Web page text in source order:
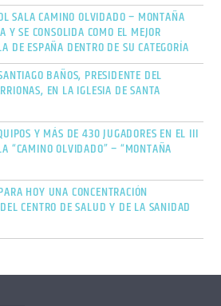
SALA CAMINO OLVIDADO – MONTAÑA
Y SE CONSOLIDA COMO EL MEJOR
DE ESPAÑA DENTRO DE SU CATEGORÍA
BAÑOS, PRESIDENTE DEL
EN LA IGLESIA DE SANTA
Y MÁS DE 430 JUGADORES EN EL III
“CAMINO OLVIDADO” – “MONTAÑA
HOY UNA CONCENTRACIÓN
CENTRO DE SALUD Y DE LA SANIDAD